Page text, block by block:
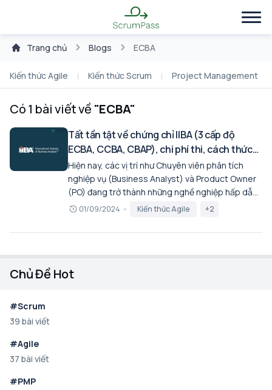
Trang chủ Blogs ECBA
Kiến thức Agile Kiến thức Scrum Project Management
Có 1 bài viết về "ECBA"
Tất tần tật về chứng chỉ IIBA (3 cấp độ
ECBA, CCBA, CBAP), chi phí thi, cách thức
đăng ký, lộ trình học
Hiện nay, các vị trí như Chuyên viên phân tích
nghiệp vụ (Business Analyst) và Product Owner
(PO) đang trở thành những nghề nghiệp hấp dẫn
với nhu cầu tuyển dụng cao. Tuy nhiên, để trở
cần kỹ năng mà còn cần các chứng chỉ hành nghề
CBAP) cho BA và các chứng chỉ liên quan cho PO.
Nếu bạn muốn phát triển và thăng tiến trong sự
01/09/2024 Kiến thức Agile +2
Chủ Đề Hot
#Scrum
39 bài viết
#Agile
37 bài viết
#PMP